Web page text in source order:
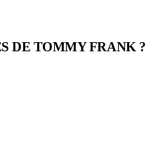
DE TOMMY FRANK ?